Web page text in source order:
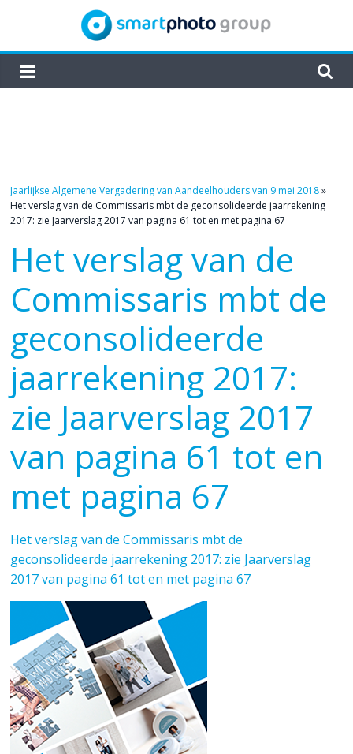
content
smartphoto
Jaarlijkse Algemene Vergadering van Aandeelhouders van 9 mei 2018»
Het verslag van de Commissaris mbt de geconsolideerde jaarrekening
2017: zie Jaarverslag 2017 van pagina 61 tot en met pagina 67
Het verslag van de
Commissaris mbt de
geconsolideerde
jaarrekening 2017:
zie Jaarverslag 2017
van pagina 61 tot en
met pagina 67
Het verslag van de Commissaris mbt de
geconsolideerde jaarrekening 2017: zie Jaarverslag
2017 van pagina 61 tot en met pagina 67